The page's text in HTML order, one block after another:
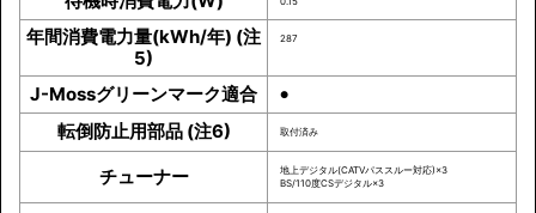
年間消費電力量(kWh/年) (注
5)
287
J-Mossグリーンマーク適合 ●
転倒防止用部品 (注6) 取付済み
チューナー
地上デジタル(CATVパススルー対応)×3
BS/110度CSデジタル×3